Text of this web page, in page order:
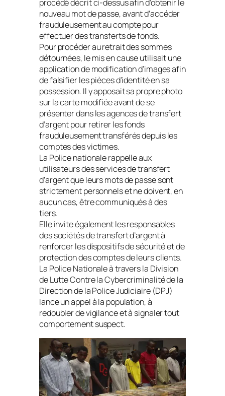
procédé décrit ci-dessus afin d’obtenir le
nouveau mot de passe, avant d’accéder
frauduleusement au compte pour
effectuer des transferts de fonds.
Pour procéder au retrait des sommes
détournées, le mis en cause utilisait une
application de modification d’images afin
de falsifier les pièces d’identité en sa
possession. Il y apposait sa propre photo
sur la carte modifiée avant de se
présenter dans les agences de transfert
d’argent pour retirer les fonds
frauduleusement transférés depuis les
comptes des victimes.
La Police nationale rappelle aux
utilisateurs des services de transfert
d’argent que leurs mots de passe sont
strictement personnels et ne doivent, en
aucun cas, être communiqués à des
tiers.
Elle invite également les responsables
des sociétés de transfert d’argent à
renforcer les dispositifs de sécurité et de
protection des comptes de leurs clients.
La Police Nationale à travers la Division
de Lutte Contre la Cybercriminalité de la
Direction de la Police Judiciaire (DPJ)
lance un appel à la population, à
redoubler de vigilance et à signaler tout
comportement suspect.